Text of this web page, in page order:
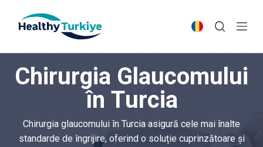
p
Chirurgia Glaucomului
în Turcia
Chirurgia glaucomului în Turcia asigură cele mai înalte
standarde de îngrijire, oferind o soluție cuprinzătoare și